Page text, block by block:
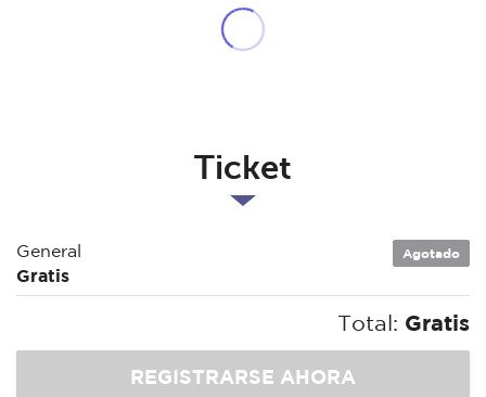
Ticket
General
Gratis
Agotado
Total: Gratis